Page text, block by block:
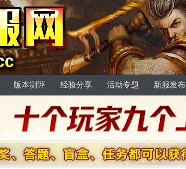
版本测评 经验分享 活动专题 新服发布